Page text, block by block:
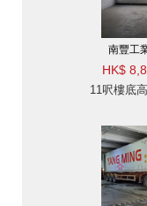
南豐工
HK$
11呎樓底